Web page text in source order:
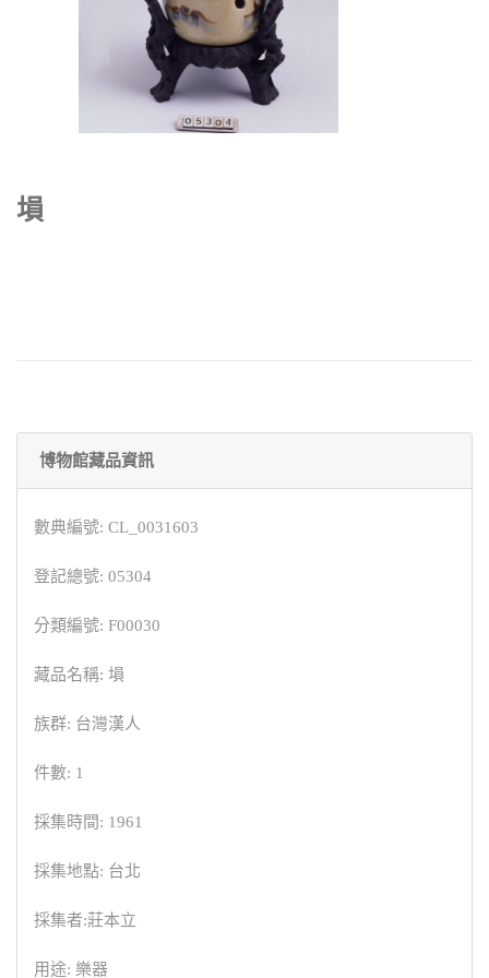
塤
博物館藏品資訊
數典編號: CL_0031603
登記總號: 05304
分類編號: F00030
藏品名稱: 塤
族群: 台灣漢人
件數: 1
採集時間: 1961
採集地點: 台北
採集者:莊本立
用途: 樂器